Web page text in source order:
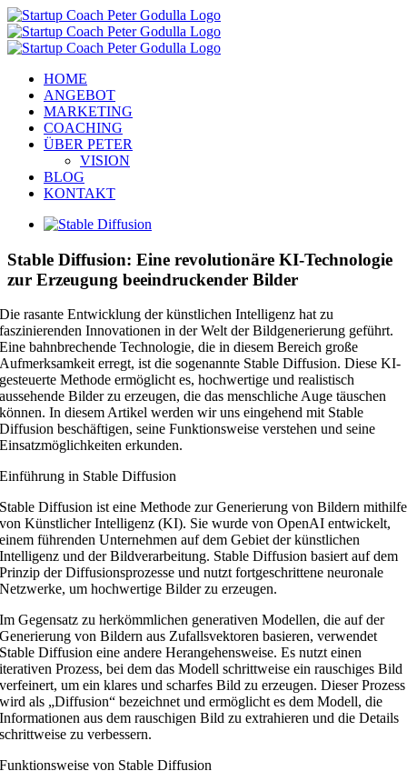
Zum
Inhalt
springen
HOME
ANGEBOT
MARKETING
COACHING
ÜBER PETER
VISION
BLOG
KONTAKT
Zeige
Bild
Stable Diffusion: Eine revolutionäre KI-Technologie
zur Erzeugung beeindruckender Bilder
Die rasante Entwicklung der künstlichen Intelligenz hat zu
faszinierenden Innovationen in der Welt der Bildgenerierung geführt.
Eine bahnbrechende Technologie, die in diesem Bereich große
Aufmerksamkeit erregt, ist die sogenannte Stable Diffusion. Diese KI-
gesteuerte Methode ermöglicht es, hochwertige und realistisch
aussehende Bilder zu erzeugen, die das menschliche Auge täuschen
können. In diesem Artikel werden wir uns eingehend mit Stable
Diffusion beschäftigen, seine Funktionsweise verstehen und seine
Einsatzmöglichkeiten erkunden.
Einführung in Stable Diffusion
Stable Diffusion ist eine Methode zur Generierung von Bildern mithilfe
von Künstlicher Intelligenz (KI). Sie wurde von OpenAI entwickelt,
einem führenden Unternehmen auf dem Gebiet der künstlichen
Intelligenz und der Bildverarbeitung. Stable Diffusion basiert auf dem
Prinzip der Diffusionsprozesse und nutzt fortgeschrittene neuronale
Netzwerke, um hochwertige Bilder zu erzeugen.
Im Gegensatz zu herkömmlichen generativen Modellen, die auf der
Generierung von Bildern aus Zufallsvektoren basieren, verwendet
Stable Diffusion eine andere Herangehensweise. Es nutzt einen
iterativen Prozess, bei dem das Modell schrittweise ein rauschiges Bild
verfeinert, um ein klares und scharfes Bild zu erzeugen. Dieser Prozess
wird als „Diffusion“ bezeichnet und ermöglicht es dem Modell, die
Informationen aus dem rauschigen Bild zu extrahieren und die Details
schrittweise zu verbessern.
Funktionsweise von Stable Diffusion